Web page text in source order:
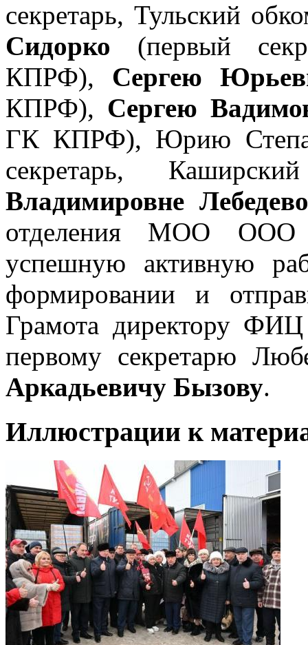
секретарь, Тульский
Сидорко (первый
КПРФ), Сергею
КПРФ), Сергею
ГК КПРФ), Юрию
секретарь,
Владимировне
отделения МОО ООО
успешную активную
формировании и
Грамота директору
первому секретарю
Аркадьевичу Бызову.
Иллюстрации к